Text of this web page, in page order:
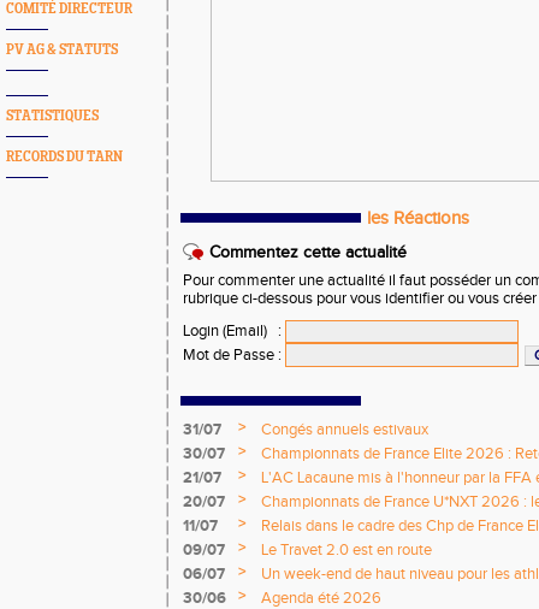
COMITÉ DIRECTEUR
PV AG & STATUTS
STATISTIQUES
RECORDS DU TARN
les Réactions
Commentez cette actualité
Pour commenter une actualité il faut posséder un
rubrique ci-dessous pour vous identifier ou vous
Login (Email)
:
Mot de Passe :
31/07 >
Congés annuels estivaux
30/07
>
Championnats de France Elite 2026 :
21/07
>
L'AC Lacaune mis à l'honneur par la
20/07
>
Championnats de France U*NXT 2026 :
titres nationaux !
11/07 >
Relais dans le cadre des Chp de France
09/07
>
Le Travet 2.0 est en route
06/07
>
Un week-end de haut niveau pour les
nationale
30/06 >
Agenda été 2026